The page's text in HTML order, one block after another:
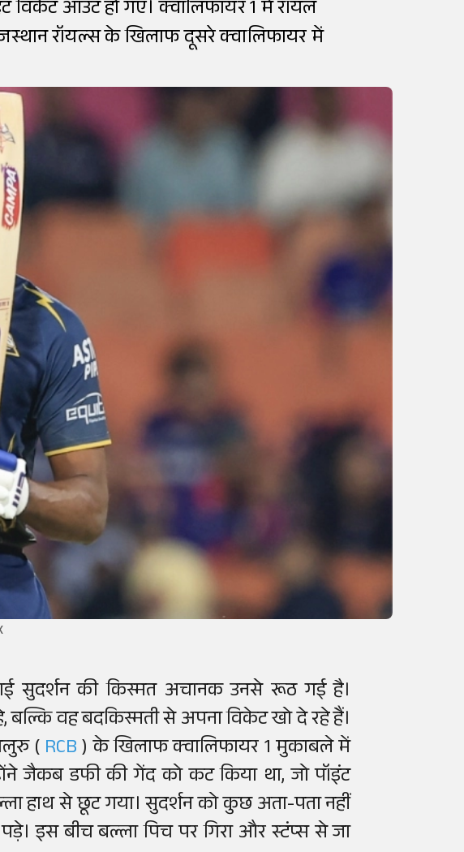
आउट हो गए। क्वालिफायर 1 में रॉयल
रॉयल्स के खिलाफ दूसरे क्वालिफायर में
सुदर्शन की किस्मत अचानक उनसे रूठ गई है।
वह बदकिस्मती से अपना विकेट खो दे रहे हैं।
(RCB) के खिलाफ क्वालिफायर 1 मुकाबले में
जैकब डफी की गेंद को कट किया था, जो पॉइंट
हाथ से छूट गया। सुदर्शन को कुछ अता-पता नहीं
इस बीच बल्ला पिच पर गिरा और स्टंप्स से जा